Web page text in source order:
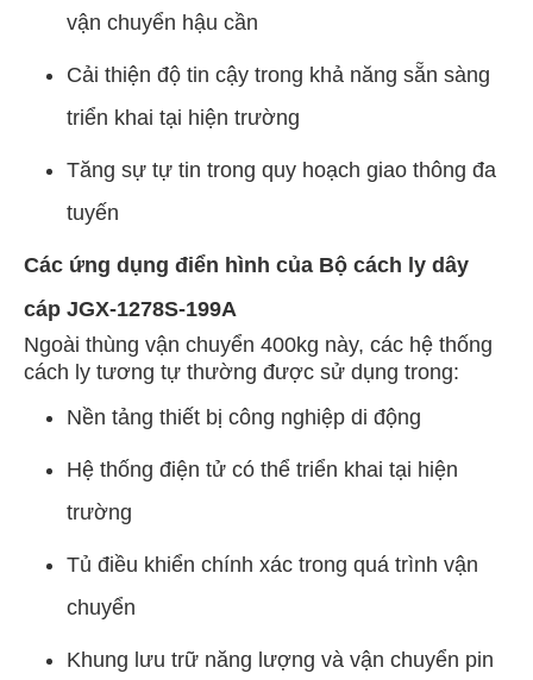
vận chuyển hậu cần
Cải thiện độ tin cậy trong khả năng sẵn sàng
triển khai tại hiện trường
Tăng sự tự tin trong quy hoạch giao thông đa
tuyến
Các ứng dụng điển hình của Bộ cách ly dây
cáp JGX-1278S-199A
Ngoài thùng vận chuyển 400kg này, các hệ thống
cách ly tương tự thường được sử dụng trong:
Nền tảng thiết bị công nghiệp di động
Hệ thống điện tử có thể triển khai tại hiện
trường
Tủ điều khiển chính xác trong quá trình vận
chuyển
Khung lưu trữ năng lượng và vận chuyển pin